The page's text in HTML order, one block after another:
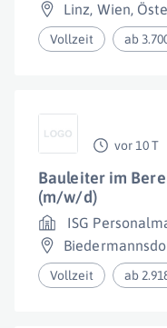
Linz, Wien,
Vollzeit ab
vor 10 T
Bauleiter im
(m/w/d)
ISG
Vollzeit ab